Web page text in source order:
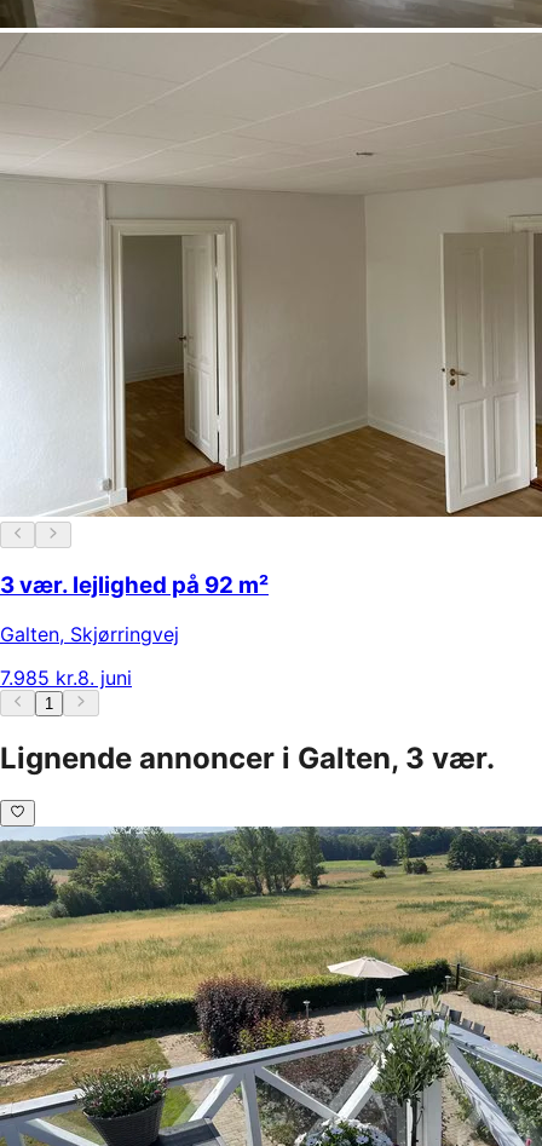
3 vær. lejlighed på 92 m²
Galten, Skjørringvej
7.985 kr.8. juni
1
Lignende annoncer i Galten, 3 vær.